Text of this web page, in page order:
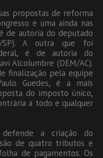
propostas de reforma
e uma ainda nas
de autoria do deputado
SP). A outra que foi
é de autoria do
Alcolumbre (DEM/AC).
finalização pela equipe
Guedes, é a mais
do imposto único,
a todo e qualquer
a criação do
de quatro tributos e
de pagamentos. Os